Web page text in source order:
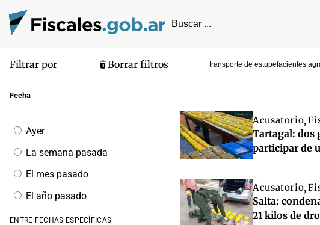
Filtrar por Borrar filtros transporte de estupefacientes
Fecha
Filtrar
por
fecha
Ayer
La semana pasada
El mes pasado
El año pasado
ENTRE FECHAS ESPECÍFICAS
Acusatorio,
Tartagal: dos
participar de
Acusatorio,
Salta:
21 kilos de